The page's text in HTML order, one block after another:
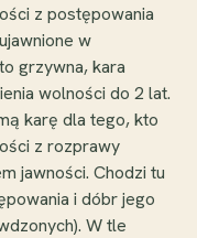
z postępowania
w
grzywna, kara
wolności do 2 lat.
karę dla tego, kto
z rozprawy
jawności. Chodzi tu
i dóbr jego
W tle